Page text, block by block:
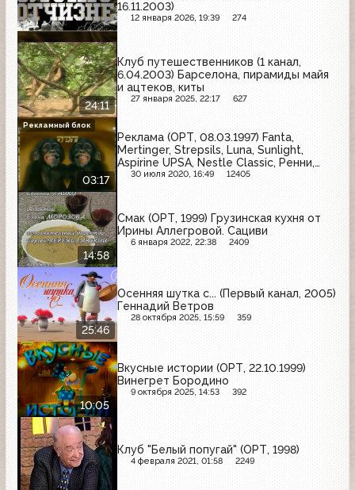
16.11.2003)
12 января 2026, 19:39 274
24:11
Клуб путешественников (1 канал,
6.04.2003) Барселона, пирамиды майя
и ацтеков, киты
27 января 2025, 22:17 627
03:17
Реклама (ОРТ, 08.03.1997) Fanta,
Mertinger, Strepsils, Luna, Sunlight,
Aspirine UPSA, Nestle Classic, Ренни,
Schwartau Extra
30 июля 2020, 16:49 12405
Рекламный блок
14:58
Смак (ОРТ, 1999) Грузинская кухня от
Ирины Аллегровой. Сациви
6 января 2022, 22:38 2409
25:46
Осенняя шутка с... (Первый канал, 2005)
Геннадий Ветров
28 октября 2025, 15:59 359
10:05
Вкусные истории (ОРТ, 22.10.1999)
Винегрет Бородино
9 октября 2025, 14:53 392
Клуб "Белый попугай" (ОРТ, 1998)
4 февраля 2021, 01:58 2249